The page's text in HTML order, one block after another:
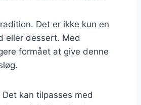
Det er ikke kun en
eller dessert. Med
formået at give denne
kan tilpasses med